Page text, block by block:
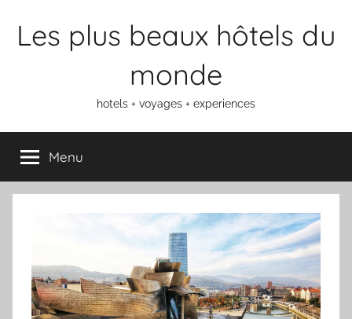
Les plus beaux hôtels du
monde
hotels + voyages + experiences
Menu